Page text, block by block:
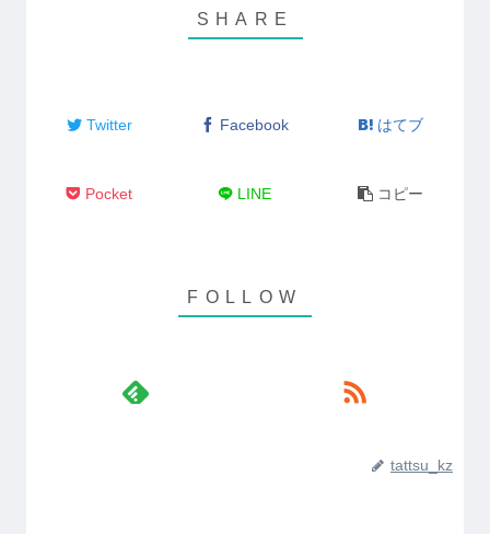
Twitter Facebook はてブ
Pocket LINE コピー
tattsu_kz